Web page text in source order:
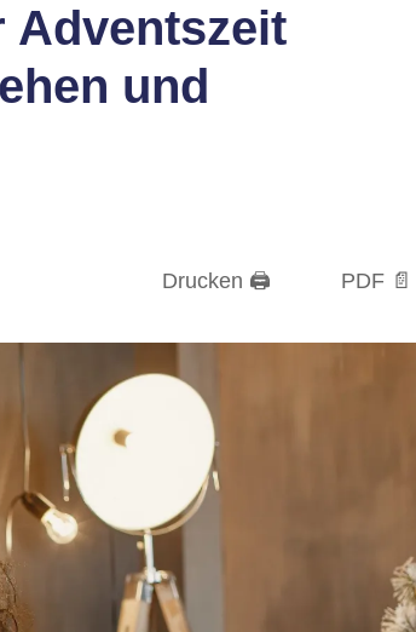
Adventszeit
und
Drucken 🖨 PDF 📄